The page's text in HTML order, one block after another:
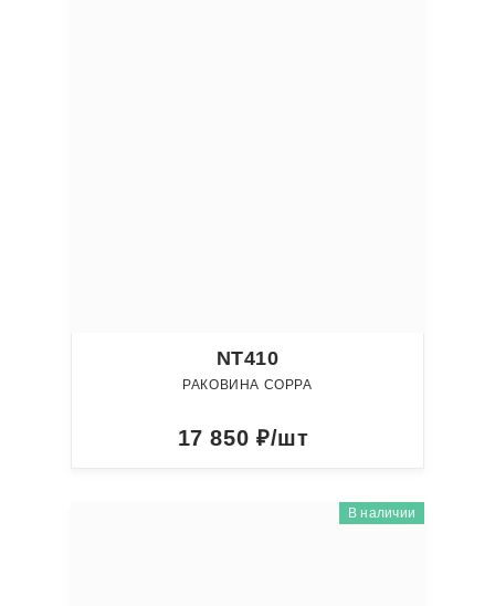
NT410
РАКОВИНА COPPA
17 850 ₽/шт
В наличии